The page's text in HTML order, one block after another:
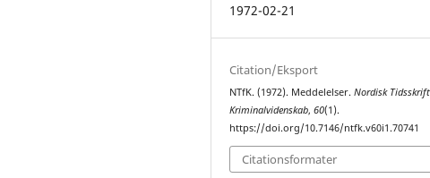
1972-02-21
Citation/Eksport
NTfK. (1972). Meddelelser.Nordisk
Kriminalvidenskab,60(1).
https://doi.org/10.7146/ntfk.v60i1.70741
Citationsformater